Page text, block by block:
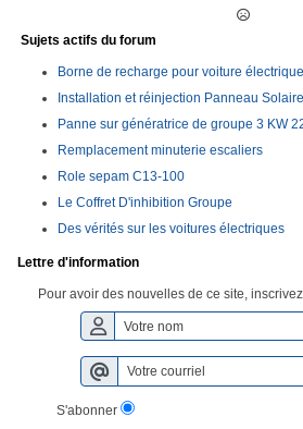
Sujets actifs du forum
Borne de recharge pour voiture
Installation et réinjection Panneau
Panne sur génératrice de groupe 3 KW
Remplacement minuterie escaliers
Role sepam C13-100
Le Coffret D'inhibition Groupe
Des vérités sur les voitures électriques
Lettre d'information
Pour avoir des nouvelles de ce site,
S'abonner